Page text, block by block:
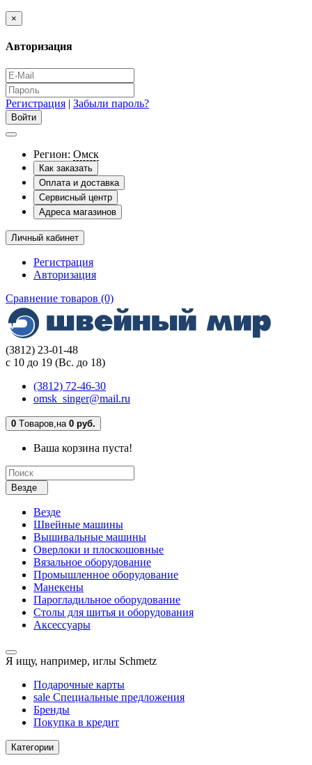
×
Авторизация
Регистрация | Забыли пароль?
Регион: Омск
Как заказать
Оплата и доставка
Сервисный центр
Адреса магазинов
Личный кабинет
Регистрация
Авторизация
Сравнение товаров (0)
(3812) 23-01-48
с 10 до 19 (Вс. до 18)
(3812) 72-46-30
omsk_singer@mail.ru
0 Tоваров,на 0 руб.
Ваша корзина пуста!
Везде
Везде
Швейные машины
Вышивальные машины
Оверлоки и плоскошовные
Вязальное оборудование
Промышленное оборудование
Манекены
Парогладильное оборудование
Столы для шитья и оборудования
Аксессуары
Я ищу, например, иглы Schmetz
Подарочные карты
sale Специальные предложения
Бренды
Покупка в кредит
Категории